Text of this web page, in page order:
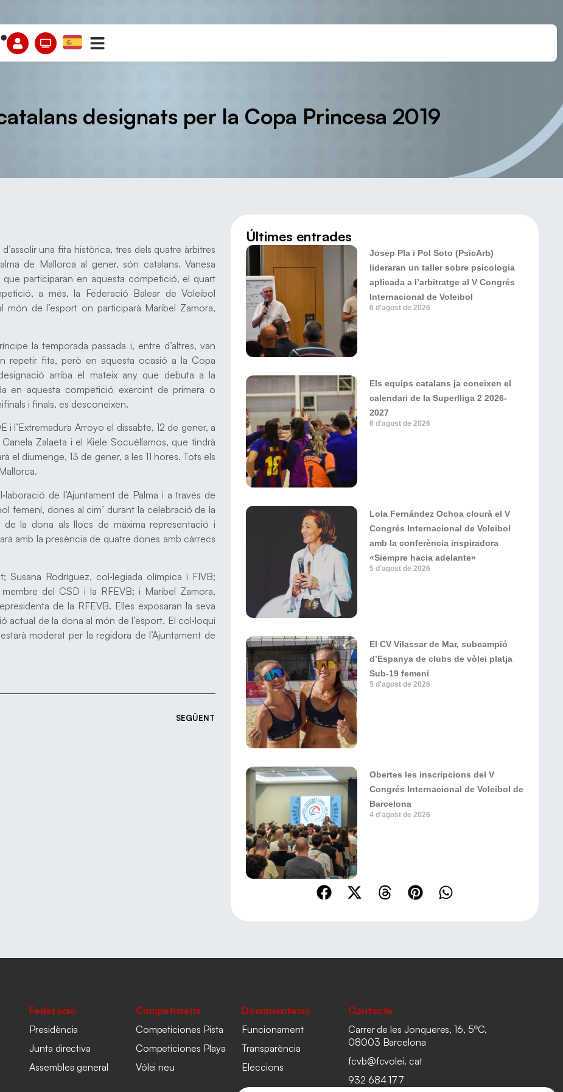
designats per la Copa Princesa 2019
una fita històrica, tres dels quatre àrbitres
de Mallorca al gener, són catalans. Vanesa
participaran en aquesta competició, el quart
a més, la Federació Balear de Voleibol
de l’esport on participarà Maribel Zamora,
la temporada passada i, entre d’altres, van
repetir fita, però en aquesta ocasió a la Copa
arriba el mateix any que debuta a la
en aquesta competició exercint de primera o
i finals, es desconeixen.
l’Extremadura Arroyo el dissabte, 12 de gener, a
Zalaeta i el Kiele Socuéllamos, que tindrà
el diumenge, 13 de gener, a les 11 hores. Tots els
de l’Ajuntament de Palma i a través de
femení, dones al cim’ durant la celebració de la
de la dona als llocs de màxima representació i
amb la presència de quatre dones amb càrrecs
Rodríguez, col·legiada olímpica i FIVB;
del CSD i la RFEVB; i Maribel Zamora,
de la RFEVB. Elles exposaran la seva
actual de la dona al món de l’esport. El col·loqui
moderat per la regidora de l’Ajuntament de
SEGÜENT
Últimes entrades
Josep Pla i Pol Soto (PsicArb)
lideraran un taller sobre psicologia
aplicada a l’arbitratge al V Congrés
Internacional de Voleibol
6 d'agost de 2026
Els equips catalans ja coneixen el
calendari de la Superlliga 2 2026-
2027
6 d'agost de 2026
Lola Fernández Ochoa clourà el V
Congrés Internacional de Voleibol
amb la conferència inspiradora
«Siempre hacia adelante»
5 d'agost de 2026
El CV Vilassar de Mar, subcampió
d’Espanya de clubs de vòlei platja
Sub-19 femení
5 d'agost de 2026
Obertes les inscripcions del V
Congrés Internacional de Voleibol de
Barcelona
4 d'agost de 2026
Federació
Presidència
Junta directiva
Assemblea general
Competicions
Competiciones Pista
Competiciones Playa
Vólei neu
Documentacio
Funcionament
Transparència
Eleccions
Contacte
Carrer de les Jonqueres, 16, 5ºC,
08003 Barcelona
fcvb@fcvolei. cat
932 684 177